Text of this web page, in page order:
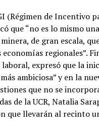
(Régimen de Incentivo
que “no es lo mismo
de gran escala,
economías regionales”.
expresó que la
ambiciosa” y en la
que no se
de la UCR, Natalia
que llevarán al recinto